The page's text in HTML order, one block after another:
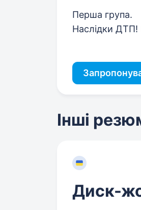
Перша група.
Наслідки ДТП!
Інші
Диск-